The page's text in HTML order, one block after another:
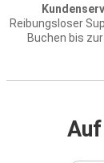
Reibungsloser
Buchen bis